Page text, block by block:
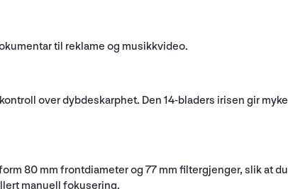
til reklame og musikkvideo.
over dybdeskarphet. Den 14-bladers irisen gir
80 mm frontdiameter og 77 mm filtergjenger, slik at
manuell fokusering.